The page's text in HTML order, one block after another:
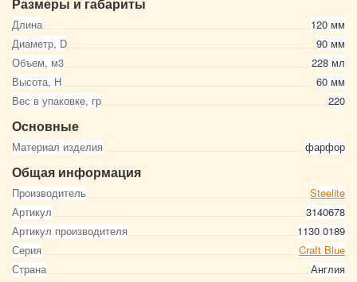
Длина
120 мм
Диаметр, D
90 мм
Объем, м3
228 мл
Высота, Н
60 мм
Вес в упаковке, гр
220
Основные
Материал изделия фарфор
Общая информация
Производитель
Steelite
Артикул
3140678
Артикул производителя
1130 0189
Серия
Craft Blue
Страна
Англия